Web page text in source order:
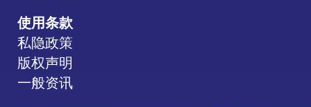
使用条款
私隐政策
版权声明
一般资讯